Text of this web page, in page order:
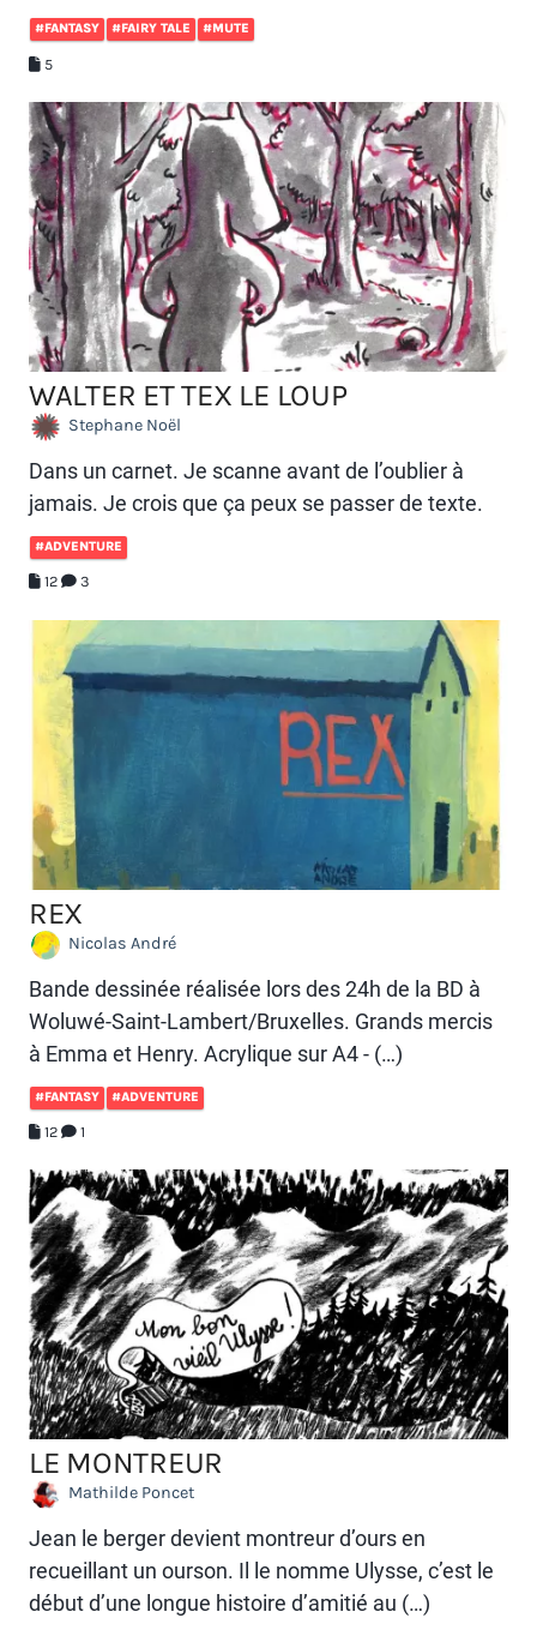
#FANTASY #FAIRY TALE #MUTE
5
WALTER ET TEX LE LOUP
Stephane Noël
Dans un carnet. Je scanne avant de l’oublier à
jamais. Je crois que ça peux se passer de texte.
#ADVENTURE
12 3
REX
Nicolas André
Bande dessinée réalisée lors des 24h de la BD à
Woluwé-Saint-Lambert/Bruxelles. Grands mercis
à Emma et Henry. Acrylique sur A4 - (…)
#FANTASY #ADVENTURE
12 1
LE MONTREUR
Mathilde Poncet
Jean le berger devient montreur d’ours en
recueillant un ourson. Il le nomme Ulysse, c’est le
début d’une longue histoire d’amitié au (…)